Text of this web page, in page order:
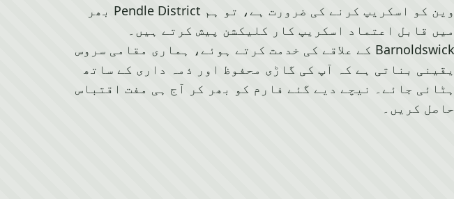
وین کو اسکریپ کرنے کی ضرورت ہے، تو ہم Pendle District بھر
میں قابل اعتماد اسکریپ کار کلیکشن پیش کرتے ہیں۔
Barnoldswick کے علاقے کی خدمت کرتے ہوئے، ہماری مقامی سروس
یقینی بناتی ہے کہ آپ کی گاڑی محفوظ اور ذمہ داری کے ساتھ
ہٹائی جائے۔ نیچے دیے گئے فارم کو بھر کر آج ہی مفت اقتباس
حاصل کریں۔